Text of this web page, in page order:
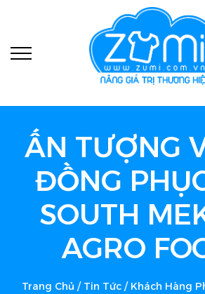
ẤN TƯỢNG
ĐỒNG
SOUTH
AGRO
Trang Chủ / Tin Tức / Khách Hàng